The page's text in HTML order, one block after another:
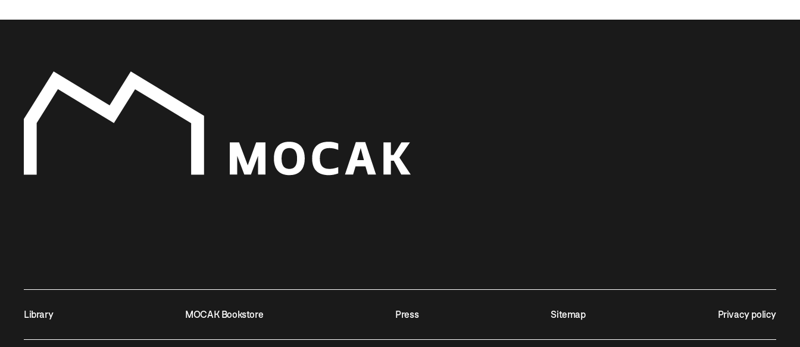
Library MOCAK Bookstore Press Sitemap Privacy policy